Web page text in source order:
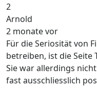
2
Arnold
2 monate vor
Für die Seriosität von
betreiben, ist die Seite
Sie war allerdings
fast ausschliesslich